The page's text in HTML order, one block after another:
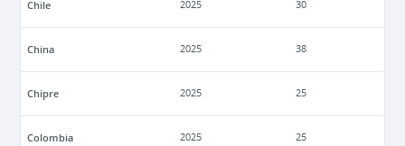
Chile 2025 30
China 2025 38
Chipre 2025 25
Colombia 2025 25